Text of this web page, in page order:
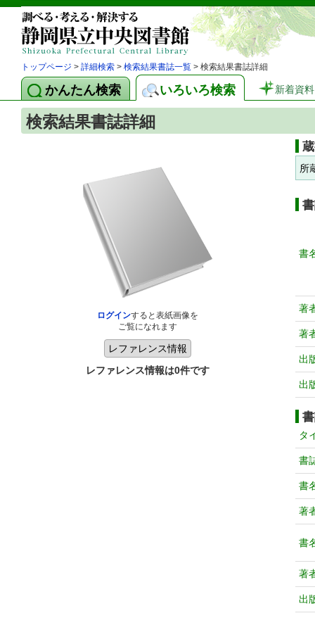
トップページ > 詳細検索 > 検索結果書誌一覧 > 検索結果書誌詳細
かんたん検索 いろいろ検索 新着資料
検索結果書誌詳細
ログインすると表紙画像を
ご覧になれます
レファレンス情報は0件です
所
書
著
著
出
出
タ
書
書
著
書
著
出